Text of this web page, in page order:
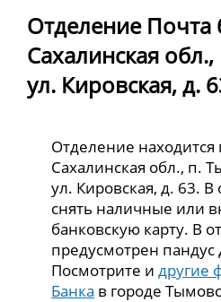
Отделение Почта
Сахалинская
ул. Кировская, д.
Отделение находится
Сахалинская обл., п.
ул. Кировская, д. 63.
снять наличные или
банковскую карту. В
предусмотрен
Посмотрите идругие
Банка в городе